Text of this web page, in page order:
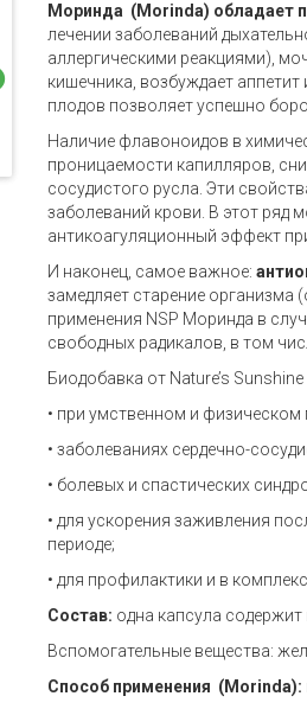
Моринда (Morinda) обладает
лечении заболеваний
аллергическими реакциями),
кишечника, возбуждает
плодов позволяет успешно
Наличие флавоноидов в
проницаемости капилляров,
сосудистого русла. Эти
заболеваний крови. В этот ряд
антикоагуляционный эффект
И наконец, самое важное:
замедляет старение
применения NSP Моринда в
свободных радикалов, в том
Биодобавка от Nature’s
• при умственном и физическом
• заболеваниях сердечно-
• болевых и спастических
• для ускорения заживления
периоде;
• для профилактики и в
Состав: одна капсула
Вспомогательные вещества:
Способ применения (Morinda):